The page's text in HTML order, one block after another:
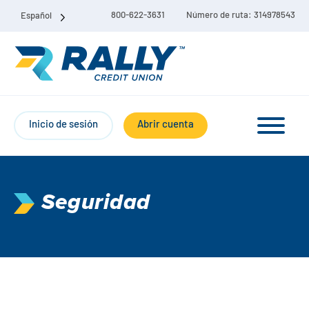
Español 800-622-3631 Número de ruta: 314978543
Inicio de sesión Abrir cuenta
Cuentas corrientes
Seguridad